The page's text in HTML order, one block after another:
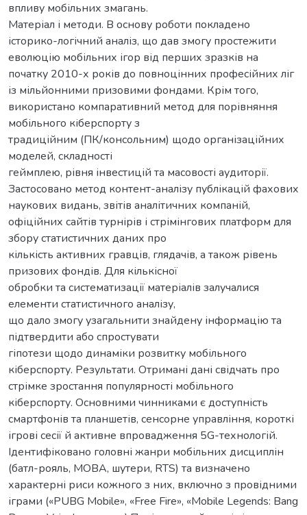
впливу мобільних змагань.
Матеріал і методи. В основу роботи покладено
історико-логічний аналіз, що дав змогу простежити
еволюцію мобільних ігор від перших зразків на
початку 2010-х років до повноцінних професійних ліг
із мільйонними призовими фондами. Крім того,
використано компаративний метод для порівняння
мобільного кіберспорту з
традиційним (ПК/консольним) щодо організаційних
моделей, складності
геймплею, рівня інвестицій та масовості аудиторії.
Застосовано метод контент-аналізу публікацій фахових
наукових видань, звітів аналітичних компаній,
офіційних сайтів турнірів і стрімінгових платформ для
збору статистичних даних про
кількість активних гравців, глядачів, а також рівень
призових фондів. Для кількісної
обробки та систематизації матеріалів залучалися
елементи статистичного аналізу,
що дало змогу узагальнити знайдену інформацію та
підтвердити або спростувати
гіпотези щодо динаміки розвитку мобільного
кіберспорту. Результати. Отримані дані свідчать про
стрімке зростання популярності мобільного
кіберспорту. Основними чинниками є доступність
смартфонів та планшетів, сенсорне управління, короткі
ігрові сесії й активне впровадження 5G-технологій.
Ідентифіковано головні жанри мобільних дисциплін
(батл-рояль, MOBA, шутери, RTS) та визначено
характерні риси кожного з них, включно з провідними
іграми («PUBG Mobile», «Free Fire», «Mobile Legends: Bang